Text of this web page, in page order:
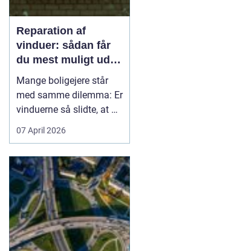
Reparation af
vinduer: sådan får
du mest muligt ud af
dine gamle vinduer
Mange boligejere står
med samme dilemma: Er
vinduerne så slidte, at de
bør skiftes, eller kan de
repareres og få nyt liv? I
kan en grundig
reparation af vinduer
være en både økon...
07 April 2026